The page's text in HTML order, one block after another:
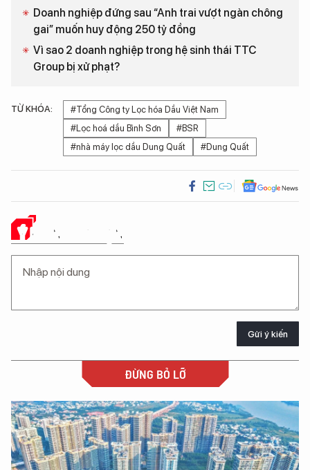
Doanh nghiệp đứng sau “Anh trai vượt ngàn chông
gai” muốn huy động 250 tỷ đồng
Vì sao 2 doanh nghiệp trong hệ sinh thái TTC
Group bị xử phạt?
TỪ KHÓA:
#Tổng Công ty Lọc hóa Dầu Việt Nam
#Lọc hoá dầu Bình Sơn
#BSR
#nhà máy lọc dầu Dung Quất
#Dung Quất
Ý KIẾN CỦA BẠN
Gửi ý kiến
ĐỪNG BỎ LỠ